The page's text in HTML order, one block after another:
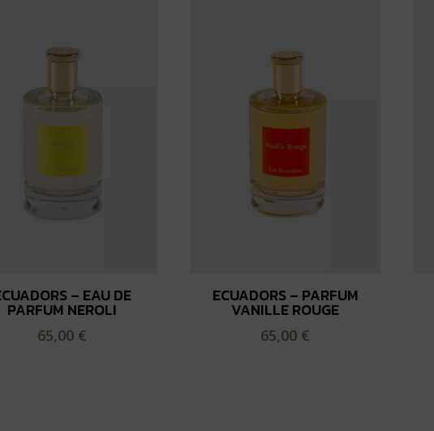
– EAU DE
PARFUM NEROLI
65,00 €
ECUADORS – PARFUM
VANILLE ROUGE
65,00 €